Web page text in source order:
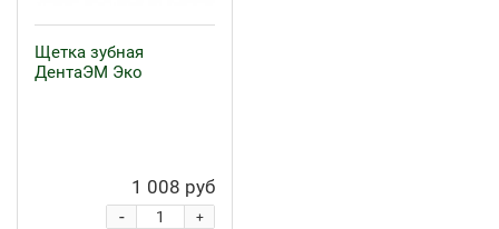
Щетка зубная
ДентаЭМ Эко
1 008 руб
+
-